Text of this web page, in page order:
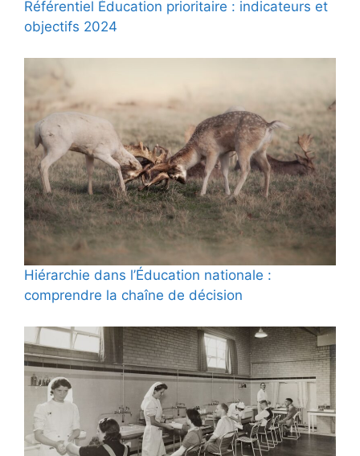
Référentiel Éducation prioritaire : indicateurs et
objectifs 2024
Hiérarchie dans l’Éducation nationale :
comprendre la chaîne de décision